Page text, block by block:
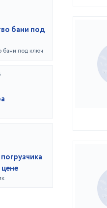
бани под
бани под ключ